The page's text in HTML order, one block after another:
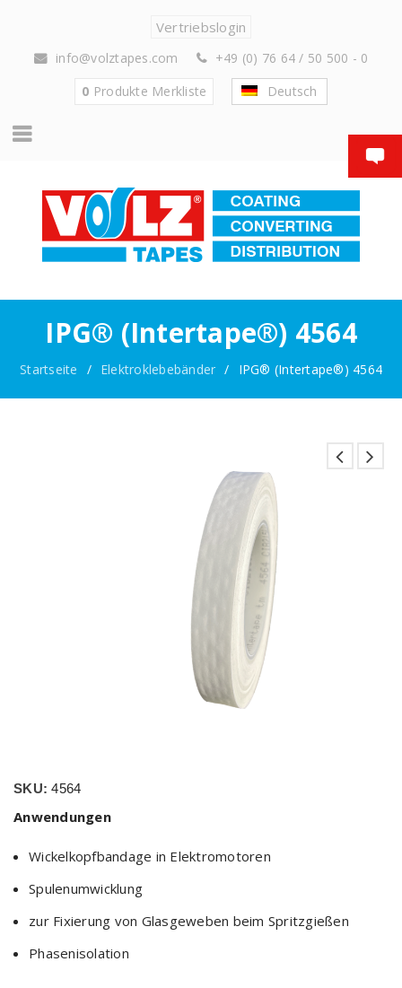
Vertriebslogin
info@volztapes.com
+49 (0) 76 64 / 50 500 - 0
0 Produkte Merkliste Deutsch
IPG® (Intertape®) 4564
Startseite / Elektroklebebänder / IPG® (Intertape®) 4564
SKU:4564
Anwendungen
Wickelkopfbandage in Elektromotoren
Spulenumwicklung
zur Fixierung von Glasgeweben beim Spritzgießen
Phasenisolation